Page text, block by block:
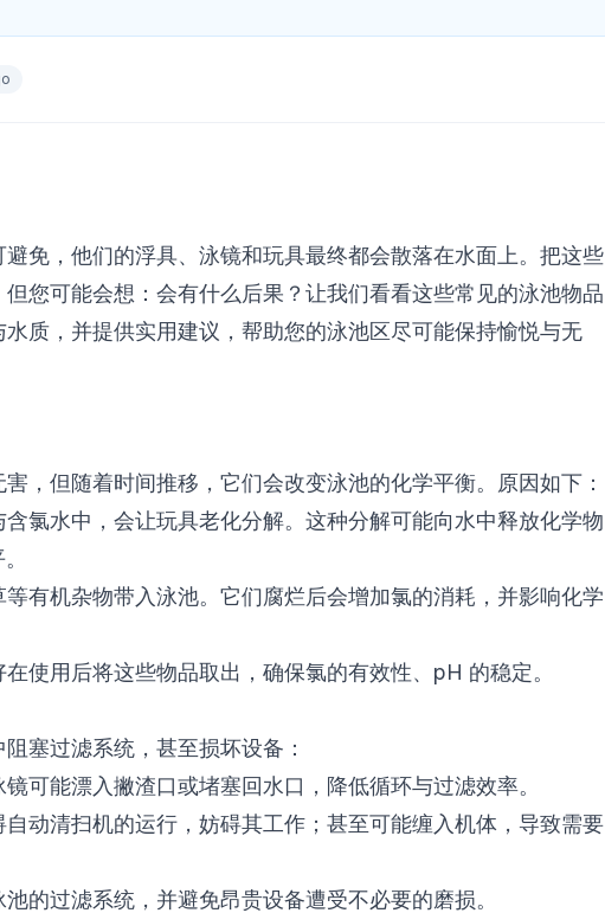
免，他们的浮具、泳镜和玩具最终都会散落在水面上。把这些
您可能会想：会有什么后果？让我们看看这些常见的泳池物品
质，并提供实用建议，帮助您的泳池区尽可能保持愉悦与无
，但随着时间推移，它们会改变泳池的化学平衡。原因如下：
氯水中，会让玩具老化分解。这种分解可能向水中释放化学物
等有机杂物带入泳池。它们腐烂后会增加氯的消耗，并影响化学
在使用后将这些物品取出，确保氯的有效性、pH 的稳定。
塞过滤系统，甚至损坏设备：
镜可能漂入撇渣口或堵塞回水口，降低循环与过滤效率。
动清扫机的运行，妨碍其工作；甚至可能缠入机体，导致需要
池的过滤系统 ，并避免昂贵设备遭受不必要的磨损。